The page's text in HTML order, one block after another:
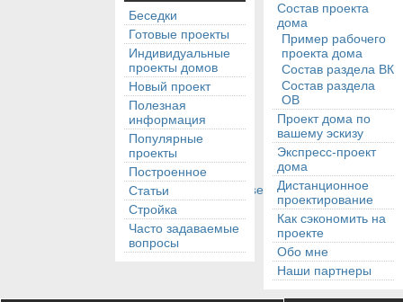
Беседки
Готовые проекты
Индивидуальные
проекты домов
Новый проект
Полезная
информация
Популярные
проекты
Построенное
Статьи
Стройка
Часто задаваемые
вопросы
Состав проекта
дома
Пример рабочего
проекта дома
Состав раздела ВК
Состав раздела
ОВ
Проект дома по
вашему эскизу
Экспресс-проект
дома
Дистанционное
проектирование
Как сэкономить на
проекте
Обо мне
Наши партнеры